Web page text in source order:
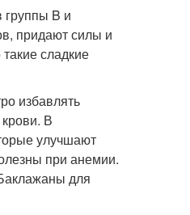
B и
придают силы и
сладкие
избавлять
В
улучшают
при анемии.
для